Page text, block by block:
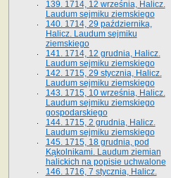
139. 1714, 12 września, Halicz.
Laudum sejmiku ziemskiego
140. 1714, 29 października,
Halicz. Laudum sejmiku
ziemskiego
141. 1714, 12 grudnia, Halicz.
Laudum sejmiku ziemskiego
142. 1715, 29 stycznia, Halicz.
Laudum sejmiku ziemskiego
143. 1715, 10 września, Halicz.
Laudum sejmiku ziemskiego
gospodarskiego
144. 1715, 2 grudnia, Halicz.
Laudum sejmiku ziemskiego
145. 1715, 18 grudnia, pod
Kąkolnikami. Laudum ziemian
halickich na popisie uchwalone
146. 1716, 7 stycznia, Halicz.